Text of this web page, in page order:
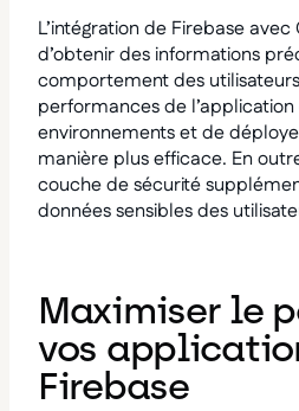
L’intégration de Firebase
d’obtenir des informations
comportement des
performances de
environnements et de
manière plus efficace. En
couche de sécurité
données sensibles des
Maximiser le
vos
Firebase